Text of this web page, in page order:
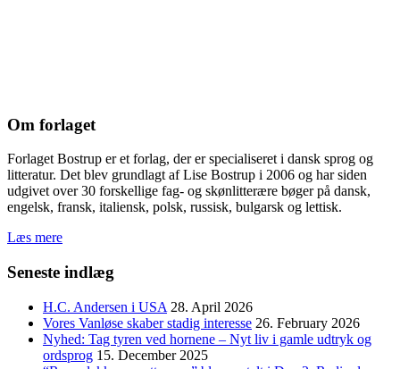
Om forlaget
Forlaget Bostrup er et forlag, der er specialiseret i dansk sprog og
litteratur. Det blev grundlagt af Lise Bostrup i 2006 og har siden
udgivet over 30 forskellige fag- og skønlitterære bøger på dansk,
engelsk, fransk, italiensk, polsk, russisk, bulgarsk og lettisk.
Læs mere
Seneste indlæg
H.C. Andersen i USA 28. April 2026
Vores Vanløse skaber stadig interesse 26. February 2026
Nyhed: Tag tyren ved hornene – Nyt liv i gamle udtryk og
ordsprog 15. December 2025